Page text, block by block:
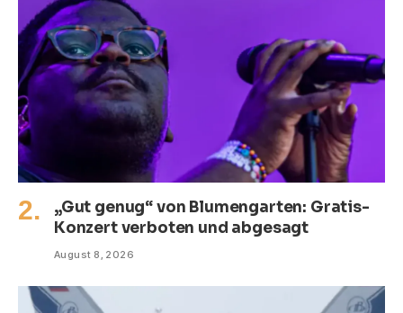
„Gut genug“ von Blumengarten: Gratis-
Konzert verboten und abgesagt
August 8, 2026